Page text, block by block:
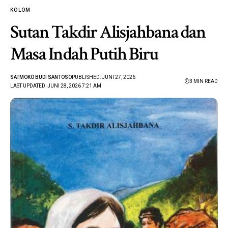
KOLOM
Sutan Takdir Alisjahbana dan
Masa Indah Putih Biru
LAST UPDATED: JUNI 28, 2026 7:21 AM
SATMOKO BUDI SANTOSOPUBLISHED: JUNI 27, 2026
3 MIN READ